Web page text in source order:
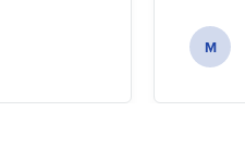
M